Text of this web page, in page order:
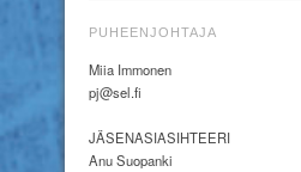
PUHEENJOHTAJA
Miia Immonen
pj@sel.fi
JÄSENASIASIHTEERI
Anu Suopanki